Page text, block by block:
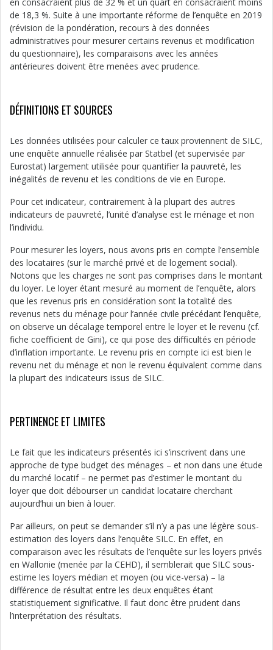
de 18,3 %. Suite à une importante réforme de l’enquête en 2019
(révision de la pondération, recours à des données
administratives pour mesurer certains revenus et modification
du questionnaire), les comparaisons avec les années
antérieures doivent être menées avec prudence.
DÉFINITIONS ET SOURCES
Les données utilisées pour calculer ce taux proviennent de SILC,
une enquête annuelle réalisée par Statbel (et supervisée par
Eurostat) largement utilisée pour quantifier la pauvreté, les
inégalités de revenu et les conditions de vie en Europe.
Pour cet indicateur, contrairement à la plupart des autres
indicateurs de pauvreté, l’unité d’analyse est le ménage et non
l’individu.
Pour mesurer les loyers, nous avons pris en compte l’ensemble
des locataires (sur le marché privé et de logement social).
Notons que les charges ne sont pas comprises dans le montant
du loyer. Le loyer étant mesuré au moment de l’enquête, alors
que les revenus pris en considération sont la totalité des
revenus nets du ménage pour l’année civile précédant l’enquête,
on observe un décalage temporel entre le loyer et le revenu (cf.
fiche coefficient de Gini), ce qui pose des difficultés en période
d’inflation importante. Le revenu pris en compte ici est bien le
revenu net du ménage et non le revenu équivalent comme dans
la plupart des indicateurs issus de SILC.
PERTINENCE ET LIMITES
Le fait que les indicateurs présentés ici s’inscrivent dans une
approche de type budget des ménages – et non dans une étude
du marché locatif – ne permet pas d’estimer le montant du
loyer que doit débourser un candidat locataire cherchant
aujourd’hui un bien à louer.
Par ailleurs, on peut se demander s’il n’y a pas une légère sous-
estimation des loyers dans l’enquête SILC. En effet, en
comparaison avec les résultats de l’enquête sur les loyers privés
en Wallonie (menée par la CEHD), il semblerait que SILC sous-
estime les loyers médian et moyen (ou vice-versa) – la
différence de résultat entre les deux enquêtes étant
statistiquement significative. Il faut donc être prudent dans
l’interprétation des résultats.